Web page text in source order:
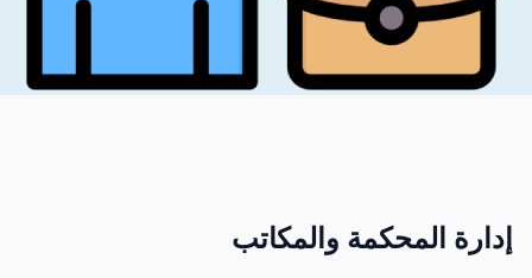
إدارة المحكمة والمكاتب